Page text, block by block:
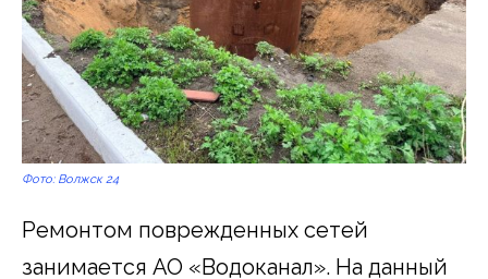
Фото: Волжск 24
Ремонтом поврежденных сетей
занимается АО «Водоканал». На данный